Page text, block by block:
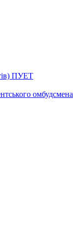
ПУЕТ
омбудсмена